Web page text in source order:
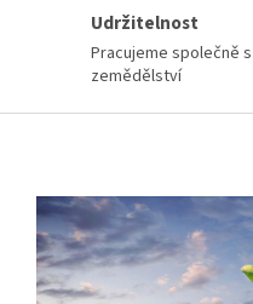
Udržitelnost
Pracujeme společně
zemědělství